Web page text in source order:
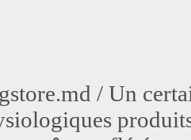
/ Un